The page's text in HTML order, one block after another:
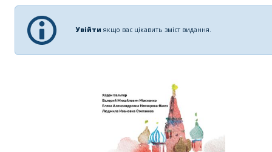
Увійти якщо вас цікавить зміст видання.